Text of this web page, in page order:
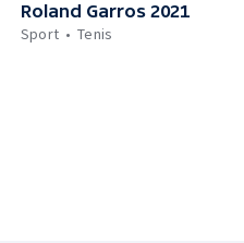
Roland Garros 2021
Sport
Tenis